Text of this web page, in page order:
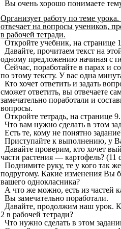
Вы очень хорошо понимаете
Организует работу по теме
отвечает на вопросы учеников,
в рабочей тетради.
Откройте учебник, на странице
Давайте, прочитаем текст на
одному предложению начиная с
Сейчас, поработайте в парах и
по этому тексту. У вас одна
Кто хочет ответить и задать
сможет ответить, вы отвечаете
замечательно поработали и
вопросы.
Откройте тетрадь, на странице
Что вам нужно сделать в этом
Есть те, кому не понятно
Приступайте к выполнению, у
Давайте проверим, кто хочет
части растения — картофель? (11
Поднимите руку, те у кого так
подругому. Какие изменения Вы
вашего однокласника?
А что же можно, есть из частей
Вы замечательно поработали.
Давайте, продолжим наш урок.
2 в рабочей тетради?
Что нужно сделать в этом